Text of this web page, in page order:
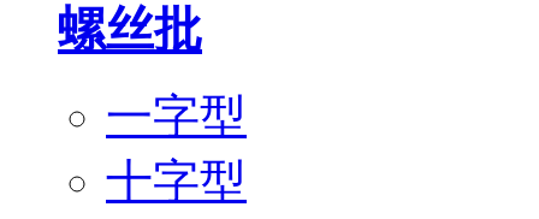
螺丝批
一字型
十字型